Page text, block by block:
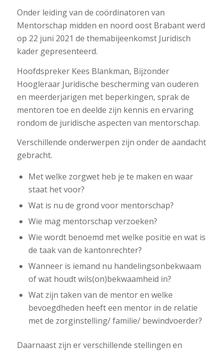
Onder leiding van de coördinatoren van
Mentorschap midden en noord oost Brabant werd
op 22 juni 2021 de themabijeenkomst Juridisch
kader gepresenteerd.
Hoofdspreker Kees Blankman, Bijzonder
Hoogleraar Juridische bescherming van ouderen
en meerderjarigen met beperkingen, sprak de
mentoren toe en deelde zijn kennis en ervaring
rondom de juridische aspecten van mentorschap.
Verschillende onderwerpen zijn onder de aandacht
gebracht.
Met welke zorgwet heb je te maken en waar
staat het voor?
Wat is nu de grond voor mentorschap?
Wie mag mentorschap verzoeken?
Wie wordt benoemd met welke positie en wat is
de taak van de kantonrechter?
Wanneer is iemand nu handelingsonbekwaam
of wat houdt wils(on)bekwaamheid in?
Wat zijn taken van de mentor en welke
bevoegdheden heeft een mentor in de relatie
met de zorginstelling/ familie/ bewindvoerder?
Daarnaast zijn er verschillende stellingen en